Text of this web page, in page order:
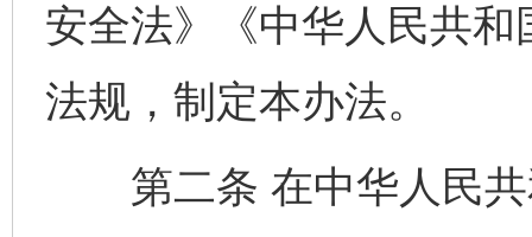
安全法》《中华人民共
法规，制定本办法。
第二条 在中华人民共